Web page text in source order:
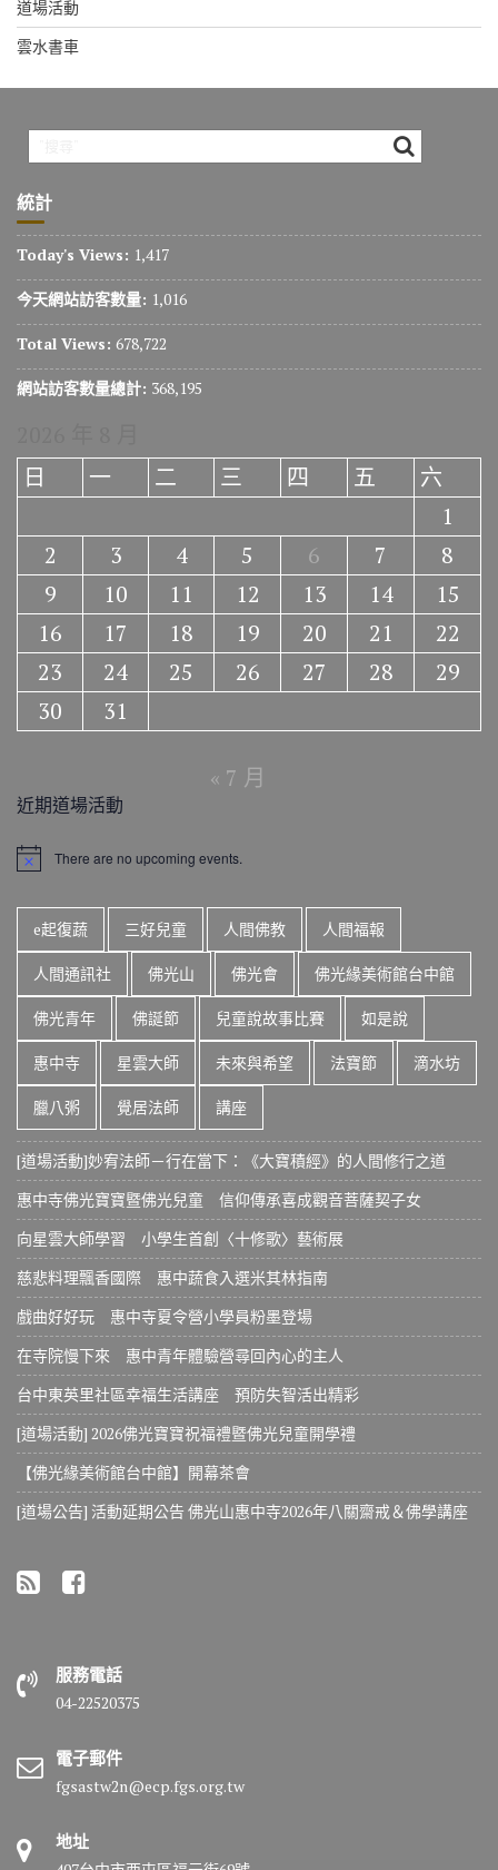
道場活動
雲水書車
統計
Today's Views: 1,417
今天網站訪客數量: 1,016
Total Views: 678,722
網站訪客數量總計: 368,195
日
一 二 三 四 五
六
1
2
3 4 5 6 7
8
9
10 11 12 13 14
15
16
17 18 19 20 21
22
23
24 25 26 27 28
29
30
31
« 7 月
近期道場活動
N
e
There are no upcoming events.
e起復蔬 三好兒童 人間佛教 人間福報
人間通訊社 佛光山 佛光會 佛光緣美術館台中館
佛光青年 佛誕節 兒童說故事比賽 如是說
惠中寺 星雲大師 未來與希望 法寶節 滴水坊
臘八粥 覺居法師 講座
[道場活動]妙宥法師－行在當下：《大寶積經》的人間修行之道
惠中寺佛光寶寶暨佛光兒童 信仰傳承喜成觀音菩薩契子女
向星雲大師學習 小學生首創〈十修歌〉藝術展
慈悲料理飄香國際 惠中蔬食入選米其林指南
戲曲好好玩 惠中寺夏令營小學員粉墨登場
在寺院慢下來 惠中青年體驗營尋回內心的主人
台中東英里社區幸福生活講座 預防失智活出精彩
[道場活動] 2026佛光寶寶祝福禮暨佛光兒童開學禮
【佛光緣美術館台中館】開幕茶會
[道場公告] 活動延期公告 佛光山惠中寺2026年八關齋戒＆佛學講座
服務電話
04-22520375
電子郵件
fgsastw2n@ecp.fgs.org.tw
地址